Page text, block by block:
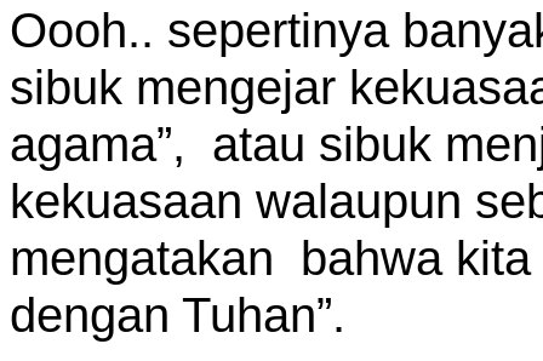
Oooh.. sepertinya
sibuk mengejar
agama”, atau sibuk
kekuasaan walaupun
mengatakan bahwa
dengan Tuhan”.